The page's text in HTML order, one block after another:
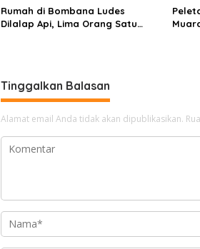
Rumah di Bombana Ludes
Dilalap Api, Lima Orang Satu
Tinggalkan Balasan
Alamat email Anda tidak akan dipublikasikan.